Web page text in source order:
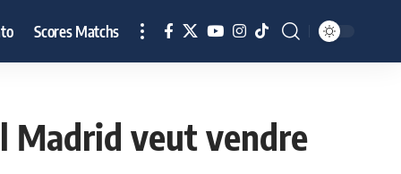
Scores Matchs
Madrid veut vendre